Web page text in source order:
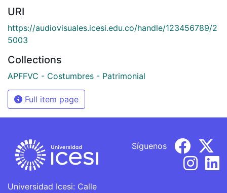
URI
https://audiovisuales.icesi.edu.co/handle/123456789/2
5003
Collections
APFFVC - Costumbres - Patrimonial
Full item page
Universidad Icesi: Calle
Síguenos